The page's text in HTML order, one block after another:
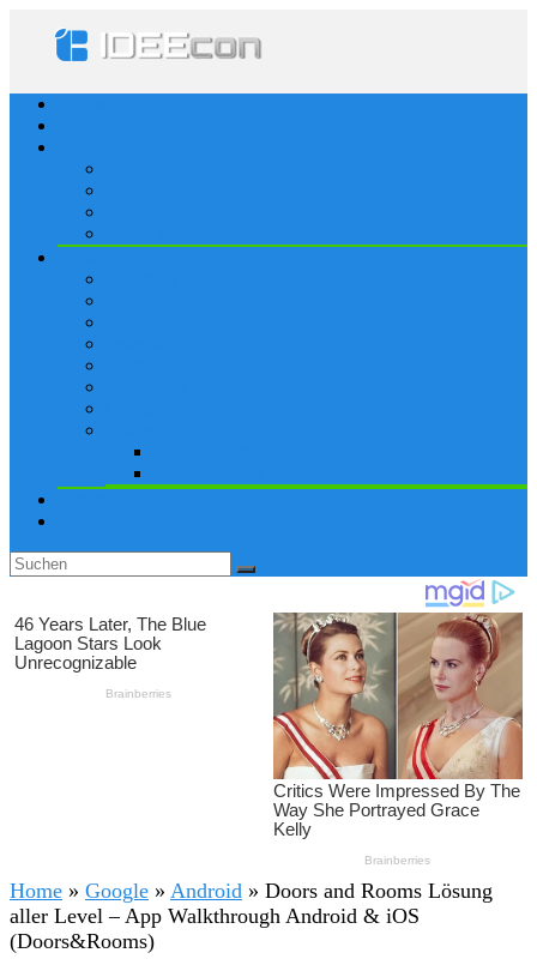
Home » Google » Android » Doors and Rooms Lösung
aller Level – App Walkthrough Android & iOS
(Doors&Rooms)